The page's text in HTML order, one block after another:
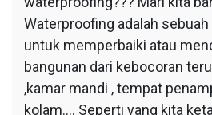
Waterproofing adalah
untuk memperbaiki atau
bangunan dari kebocoran
,kamar mandi , tempat
kolam…. Seperti yang kita